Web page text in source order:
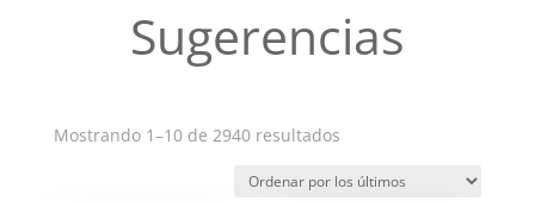
Sugerencias
Mostrando 1–10 de 2940 resultadosOrdenado
los